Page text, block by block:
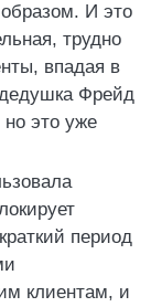
И это
трудно
впадая в
дедушка Фрейд
это уже
период
клиентам, и